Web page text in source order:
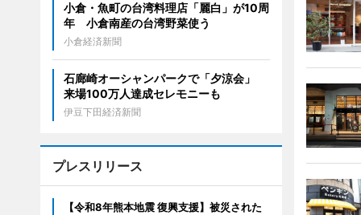
小倉・魚町の台湾料理店「麗白」が10周
年 小倉南産の台湾野菜使う
小倉経済新聞
石廊崎オーシャンパークで「夕涼会」
来場100万人達成セレモニーも
伊豆下田経済新聞
プレスリリース
【令和8年熊本地震 復興支援】被災された